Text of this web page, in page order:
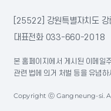
[25522] 강원특별자치도
대표전화 033-660-2018
본 홈페이지에서 게시된 이메일
관련 법에 의거 처벌 등을 유념하
Copyright ⓒ Gangneung-si.